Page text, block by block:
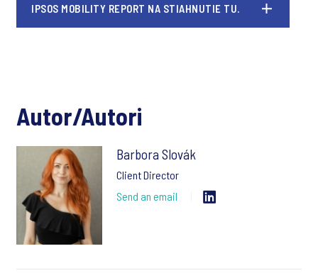
IPSOS MOBILITY REPORT NA STIAHNUTIE TU.
Autor/Autori
Barbora Slovák
Client Director
Send an email